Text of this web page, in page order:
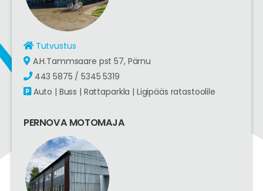
Tutvustus
A.H.Tammsaare pst 57, Pärnu
443 5875 / 5345 5319
Auto | Buss | Rattaparkla | Ligipääs ratastoolile
PERNOVA MOTOMAJA